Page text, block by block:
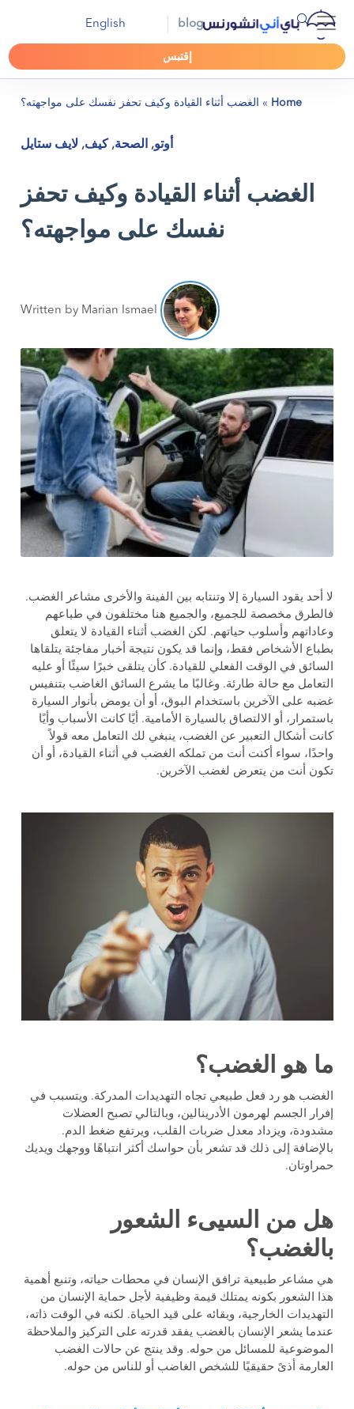
blog
English
إقتبس
Home
» الغضب أثناء القيادة وكيف تحفز نفسك على مواجهته؟
أوتو, الصحة, كيف, لايف ستايل
الغضب أثناء القيادة وكيف تحفز
نفسك على مواجهته؟
Written by Marian Ismael
لا أحد يقود السيارة إلا وتنتابه بين الفينة والأخرى مشاعر الغضب.
فالطرق مخصصة للجميع، والجميع هنا مختلفون في طباعهم
وعاداتهم وأسلوب حياتهم. لكن الغضب أثناء القيادة لا يتعلق
بطباع الأشخاص فقط، وإنما قد يكون نتيجة أخبار مفاجئة يتلقاها
السائق في الوقت الفعلي للقيادة. كأن يتلقى خبرًا سيئًا أو عليه
التعامل مع حالة طارئة. وغالبًا ما يشرع السائق الغاضب بتنفيس
غضبه على الآخرين باستخدام البوق، أو أن يومض بأنوار السيارة
باستمرار، أو الالتصاق بالسيارة الأمامية. أيًا كانت الأسباب وأيًا
كانت أشكال التعبير عن الغضب، ينبغي لك التعامل معه قولاً
واحدًا، سواء أكنت أنت من تملكه الغضب في أثناء القيادة، أو أن
تكون أنت من يتعرض لغضب الآخرين.
ما هو الغضب؟
الغضب هو رد فعل طبيعي تجاه التهديدات المدركة. ويتسبب في
إفرار الجسم لهرمون الأدرينالين، وبالتالي تصبح العضلات
مشدودة، ويزداد معدل ضربات القلب، ويرتفع ضغط الدم.
بالإضافة إلى ذلك قد تشعر بأن حواسك أكثر انتباهًا ووجهك ويديك
حمراوتان.
هل من السيىء الشعور
بالغضب؟
هي مشاعر طبيعية ترافق الإنسان في محطات حياته، وتنبع أهمية
هذا الشعور بكونه يمتلك قيمة وظيفية لأجل حماية الإنسان من
التهديدات الخارجية، وبقائه على قيد الحياة. لكنه في الوقت ذاته،
عندما يشعر الإنسان بالغضب يفقد قدرته على التركيز والملاحظة
الموضوعية للمسائل من حوله. وقد ينتج عن حالات الغضب
العارمة أذىً حقيقيًا للشخص الغاضب أو للناس من حوله.